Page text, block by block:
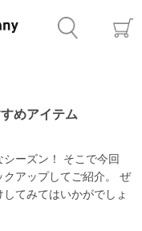
めアイテム
ーズン！ そこで今回
アップしてご紹介。 ぜ
てみてはいかがでしょ